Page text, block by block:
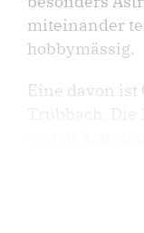
miteinander
hobbymässig.
Eine davon ist